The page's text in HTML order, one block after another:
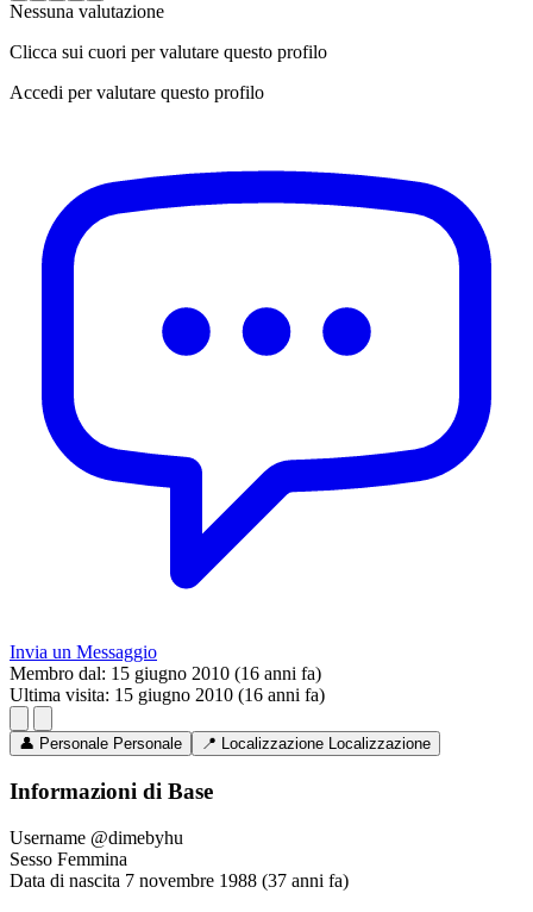
Nessuna valutazione
Clicca sui cuori per valutare questo profilo
Accedi per valutare questo profilo
Invia un Messaggio
Membro dal: 15 giugno 2010 (16 anni fa)
Ultima visita: 15 giugno 2010 (16 anni fa)
👤 Personale Personale 📍 Localizzazione Localizzazione
Informazioni di Base
Username @dimebyhu
Sesso Femmina
Data di nascita 7 novembre 1988 (37 anni fa)